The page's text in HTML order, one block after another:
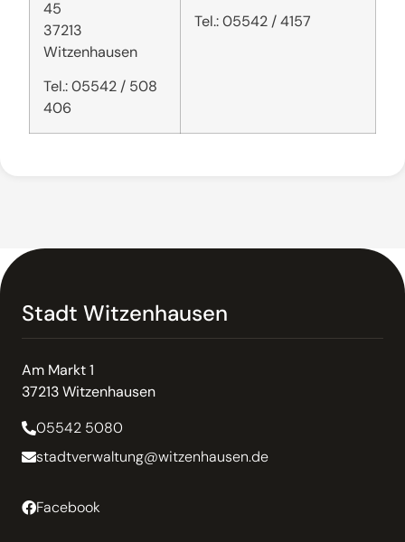
45
37213
Witzenhausen
Tel.: 05542 / 508
406
Tel.: 05542 / 4157
Stadt Witzenhausen
Am Markt 1
37213 Witzenhausen
05542 5080
stadtverwaltung@witzenhausen.de
Facebook